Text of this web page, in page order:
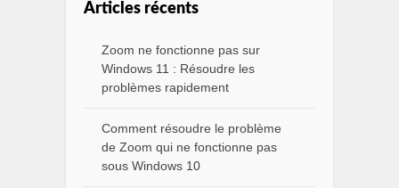
Articles récents
Zoom ne fonctionne pas sur
Windows 11 : Résoudre les
problèmes rapidement
Comment résoudre le problème
de Zoom qui ne fonctionne pas
sous Windows 10